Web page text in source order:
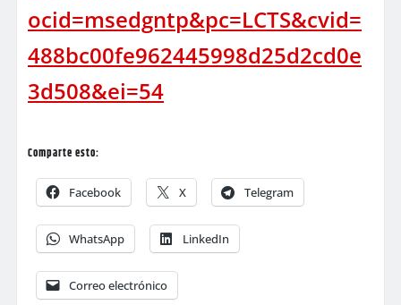
ocid=msedgntp&pc=LCTS&cvid=
488bc00fe962445998d25d2cd0e
3d508&ei=54
Comparte esto:
Facebook X Telegram
WhatsApp LinkedIn
Correo electrónico